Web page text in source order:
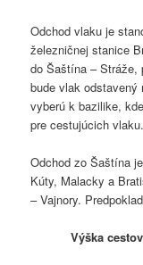
Odchod vlaku je
železničnej stanice
do Šaštína – Stráže,
bude vlak
vyberú k bazilike,
pre cestujúcich vlaku.
Odchod zo Šaštína
Kúty, Malacky a
– Vajnory.
Výška